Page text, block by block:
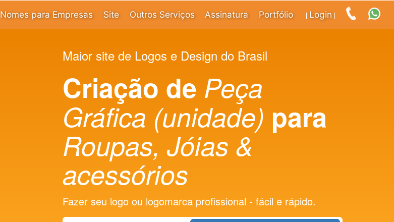
Nomes para Empresas Site Outros Serviços Assinatura Portfólio Login
Maior site de Logos e Design do Brasil
Criação de Peça
Gráfica (unidade) para
Roupas, Jóias &
acessórios
Fazer seu logo ou logomarca profissional - fácil e rápido.